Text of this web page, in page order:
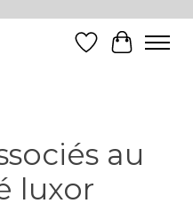
Liste de souhaits
Panier
au
luxor